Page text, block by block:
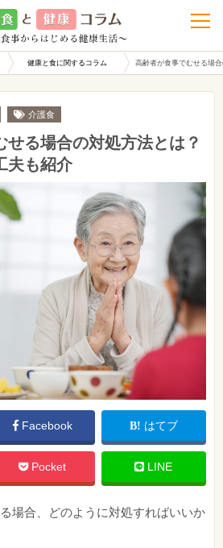
t
o
g
e
a
健康と食に関するコラム 高齢者が食事でむせる場
介護食
せる場合の対処方法とは？
夫も紹介
Facebook はてブ
Pocket LINE
場合、どのように対処すればいいか